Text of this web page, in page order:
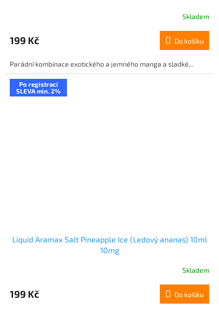
Skladem
199 Kč Do košíku
Parádní kombinace exotického a jemného manga a sladké...
Po registraci
SLEVA min. 2%
Liquid Aramax Salt Pineapple Ice (Ledový ananas) 10ml
10mg
Skladem
199 Kč Do košíku